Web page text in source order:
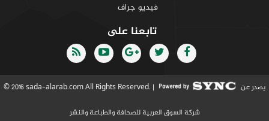
فيديو جراف
تابعنا على
© 2016 sada-alarab.com All Rights Reserved. | يصدر عن
شركة السوق العربية للصحافة والطباعة والنشر